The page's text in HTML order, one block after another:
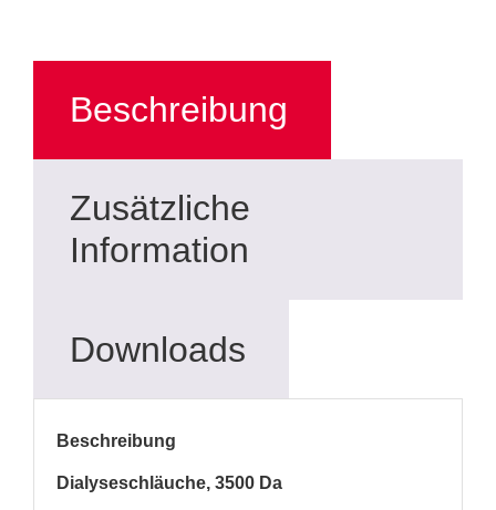
Beschreibung
Zusätzliche
Information
Downloads
Beschreibung
Dialyseschläuche, 3500 Da